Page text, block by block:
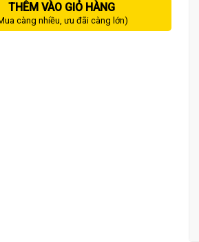
THÊM VÀO GIỎ HÀNG
càng nhiều, ưu đãi càng lớn)